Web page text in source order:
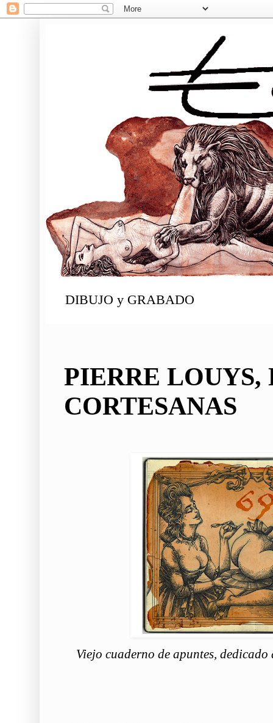
DIBUJO y GRABADO
PIERRE LOUYS,
CORTESANAS
Viejo cuaderno de apuntes,